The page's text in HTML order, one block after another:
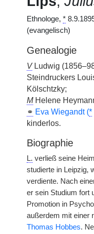
Ethnologe, *
(evangelisch)
Genealogie
VLudwig
Steindruckers
Kölschtzky;
MHelene
⚭ Eva Wiegandt (*
kinderlos.
Biographie
L. verließ seine
studierte in Leipzig,
verdiente. Nach
er sein Studium fort
Promotion in
außerdem mit einer
Thomas Hobbes.